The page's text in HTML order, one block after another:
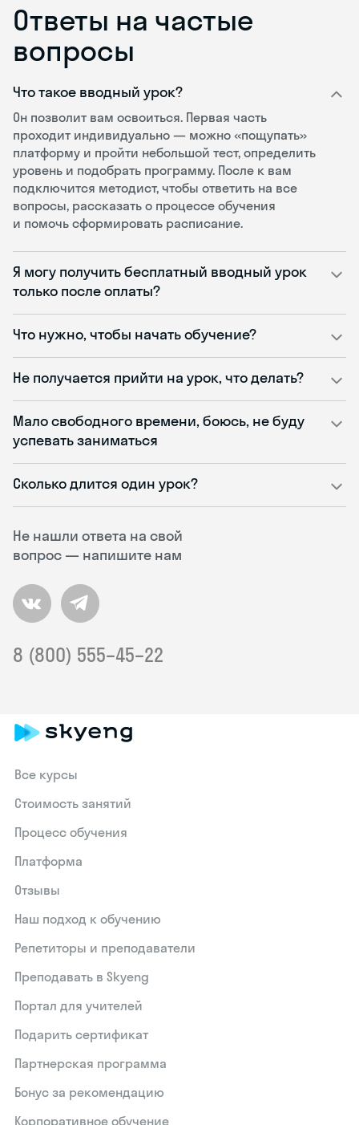
Ответы на частые
вопросы
Не нашли ответа на свой
вопрос — напишите нам
8 (800) 555–45–22
Что такое вводный урок?
Он позволит вам освоиться. Первая часть
проходит индивидуально — можно «пощупать»
платформу и пройти небольшой тест, определить
уровень и подобрать программу. После к вам
подключится методист, чтобы ответить на все
вопросы, рассказать о процессе обучения
и помочь сформировать расписание.
Я могу получить бесплатный вводный урок
только после оплаты?
Что нужно, чтобы начать обучение?
Не получается прийти на урок, что делать?
Мало свободного времени, боюсь, не буду
успевать заниматься
Сколько длится один урок?
Все курсы
Стоимость занятий
Процесс обучения
Платформа
Отзывы
Наш подход к обучению
Репетиторы и преподаватели
Преподавать в Skyeng
Портал для учителей
Подарить сертификат
Партнерская программа
Бонус за рекомендацию
Корпоративное обучение